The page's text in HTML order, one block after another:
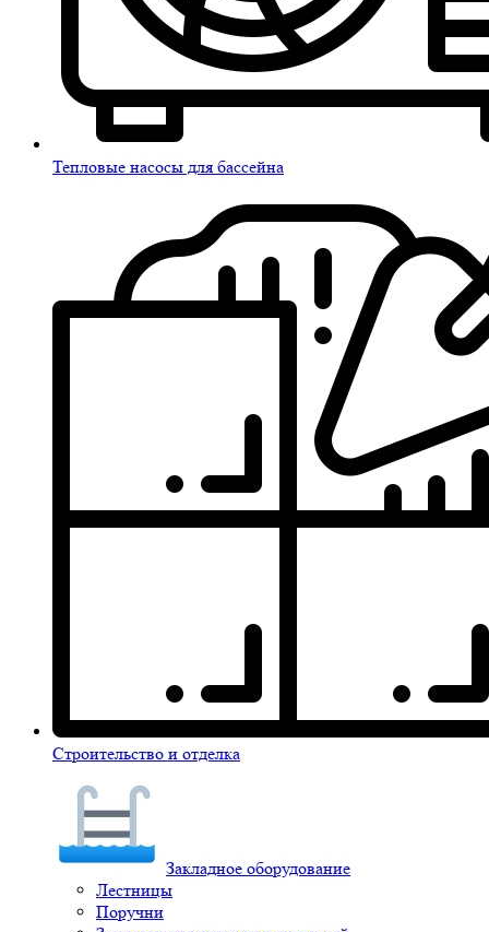
Тепловые насосы для бассейна
Строительство и отделка
Закладное оборудование
Лестницы
Поручни